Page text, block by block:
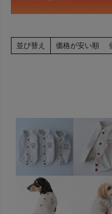
並び替え 価格が安い順